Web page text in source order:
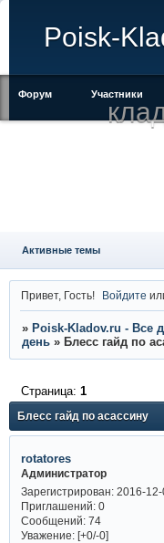
Poisk-
Форум Участники
Активные темы
Привет, Гость! Войдите
» Poisk-Kladov.ru - Все
день » Блесс гайд по
Блесс гайд по асассину
Страница: 1
rotatores
Администратор
Зарегистрирован: 2016-12-
Приглашений:0
Сообщений:74
Уважение: [+0/-0]